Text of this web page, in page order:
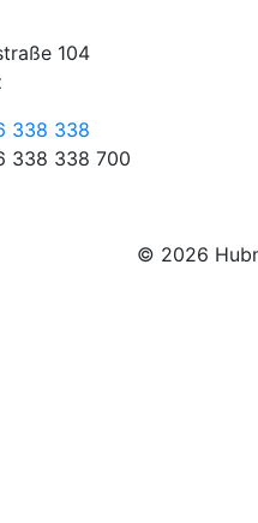
104
338 338
338 338 700
© 2026